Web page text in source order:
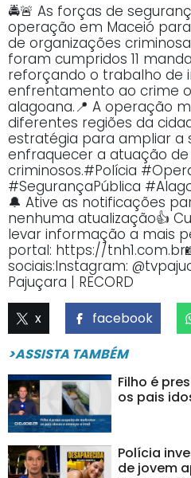
🚔🚨 As forças de
operação em Maceió
de organizações
foram cumpridos 11
reforçando o trabalho de
enfrentamento ao crime
alagoana.📍 A operação
diferentes regiões da
estratégia para ampliar a
enfraquecer a atuação
criminosos.#Polícia
#SegurançaPública
🔔 Ative as notificações
nenhuma atualização👍
levar informação a mais
portal: https://
sociais:Instagram:
Pajuçara | RECORD
x facebook
>ASSISTA TAMBÉM
Filho é
os pais
Polícia
de jovem